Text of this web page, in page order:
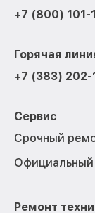
+7 (800) 101-
Горячая
+7 (383) 202-
Сервис
Срочный
Официальный
Ремонт